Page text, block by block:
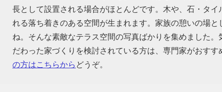
長として設置される場合がほとんどです。木や、石・タ
れる落ち着きのある空間が生まれます。家族の憩いの場
ね。そんな素敵なテラス空間の写真ばかりを集めました
だわった家づくりを検討されている方は、専門家がおす
の方はこちらから どうぞ。